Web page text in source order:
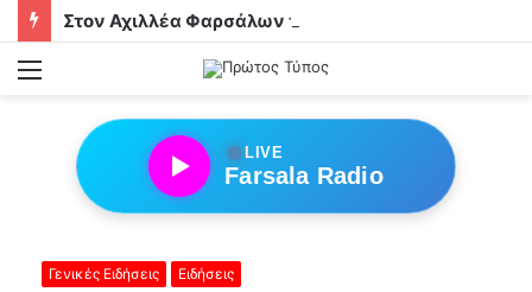
Στον Αχιλλέα Φαρσάλων τα αδέρφια Φούσα!
Menu
●LIVE
Farsala Radio
Γενικές Ειδήσεις Ειδήσεις